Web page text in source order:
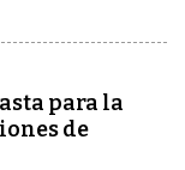
para la
de